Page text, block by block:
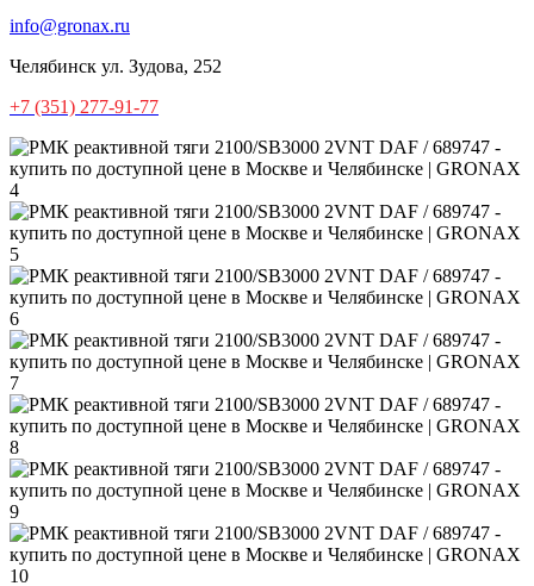
info@gronax.ru
Челябинск ул. Зудова, 252
+7 (351) 277-91-77